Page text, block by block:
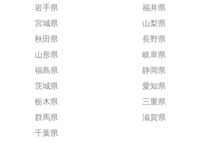
岩手県
宮城県
秋田県
山形県
福島県
茨城県
栃木県
群馬県
千葉県
福井県
山梨県
長野県
岐阜県
静岡県
愛知県
三重県
滋賀県